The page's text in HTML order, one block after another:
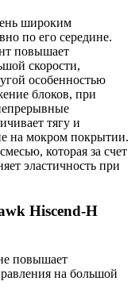
широким
по его середине.
повышает
скорости,
особенностью
блоков, при
тягу и
на мокром покрытии.
которая за счет
эластичность при
Hiscend-H
повышает
на большой